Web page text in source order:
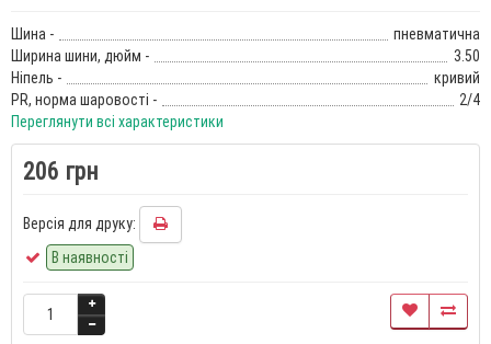
Шина -
пневматична
Ширина шини, дюйм -
3.50
Ніпель -
кривий
PR, норма шаровості -
2/4
Переглянути всі характеристики
206 грн
Версія для друку:
В наявності